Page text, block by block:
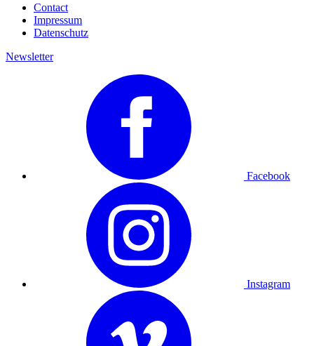
Contact
Impressum
Datenschutz
Newsletter
Facebook
Instagram